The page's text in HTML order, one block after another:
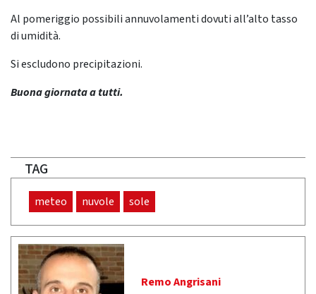
Al pomeriggio possibili annuvolamenti dovuti all’alto tasso
di umidità.
Si escludono precipitazioni.
Buona giornata a tutti.
TAG
meteo nuvole sole
Remo Angrisani